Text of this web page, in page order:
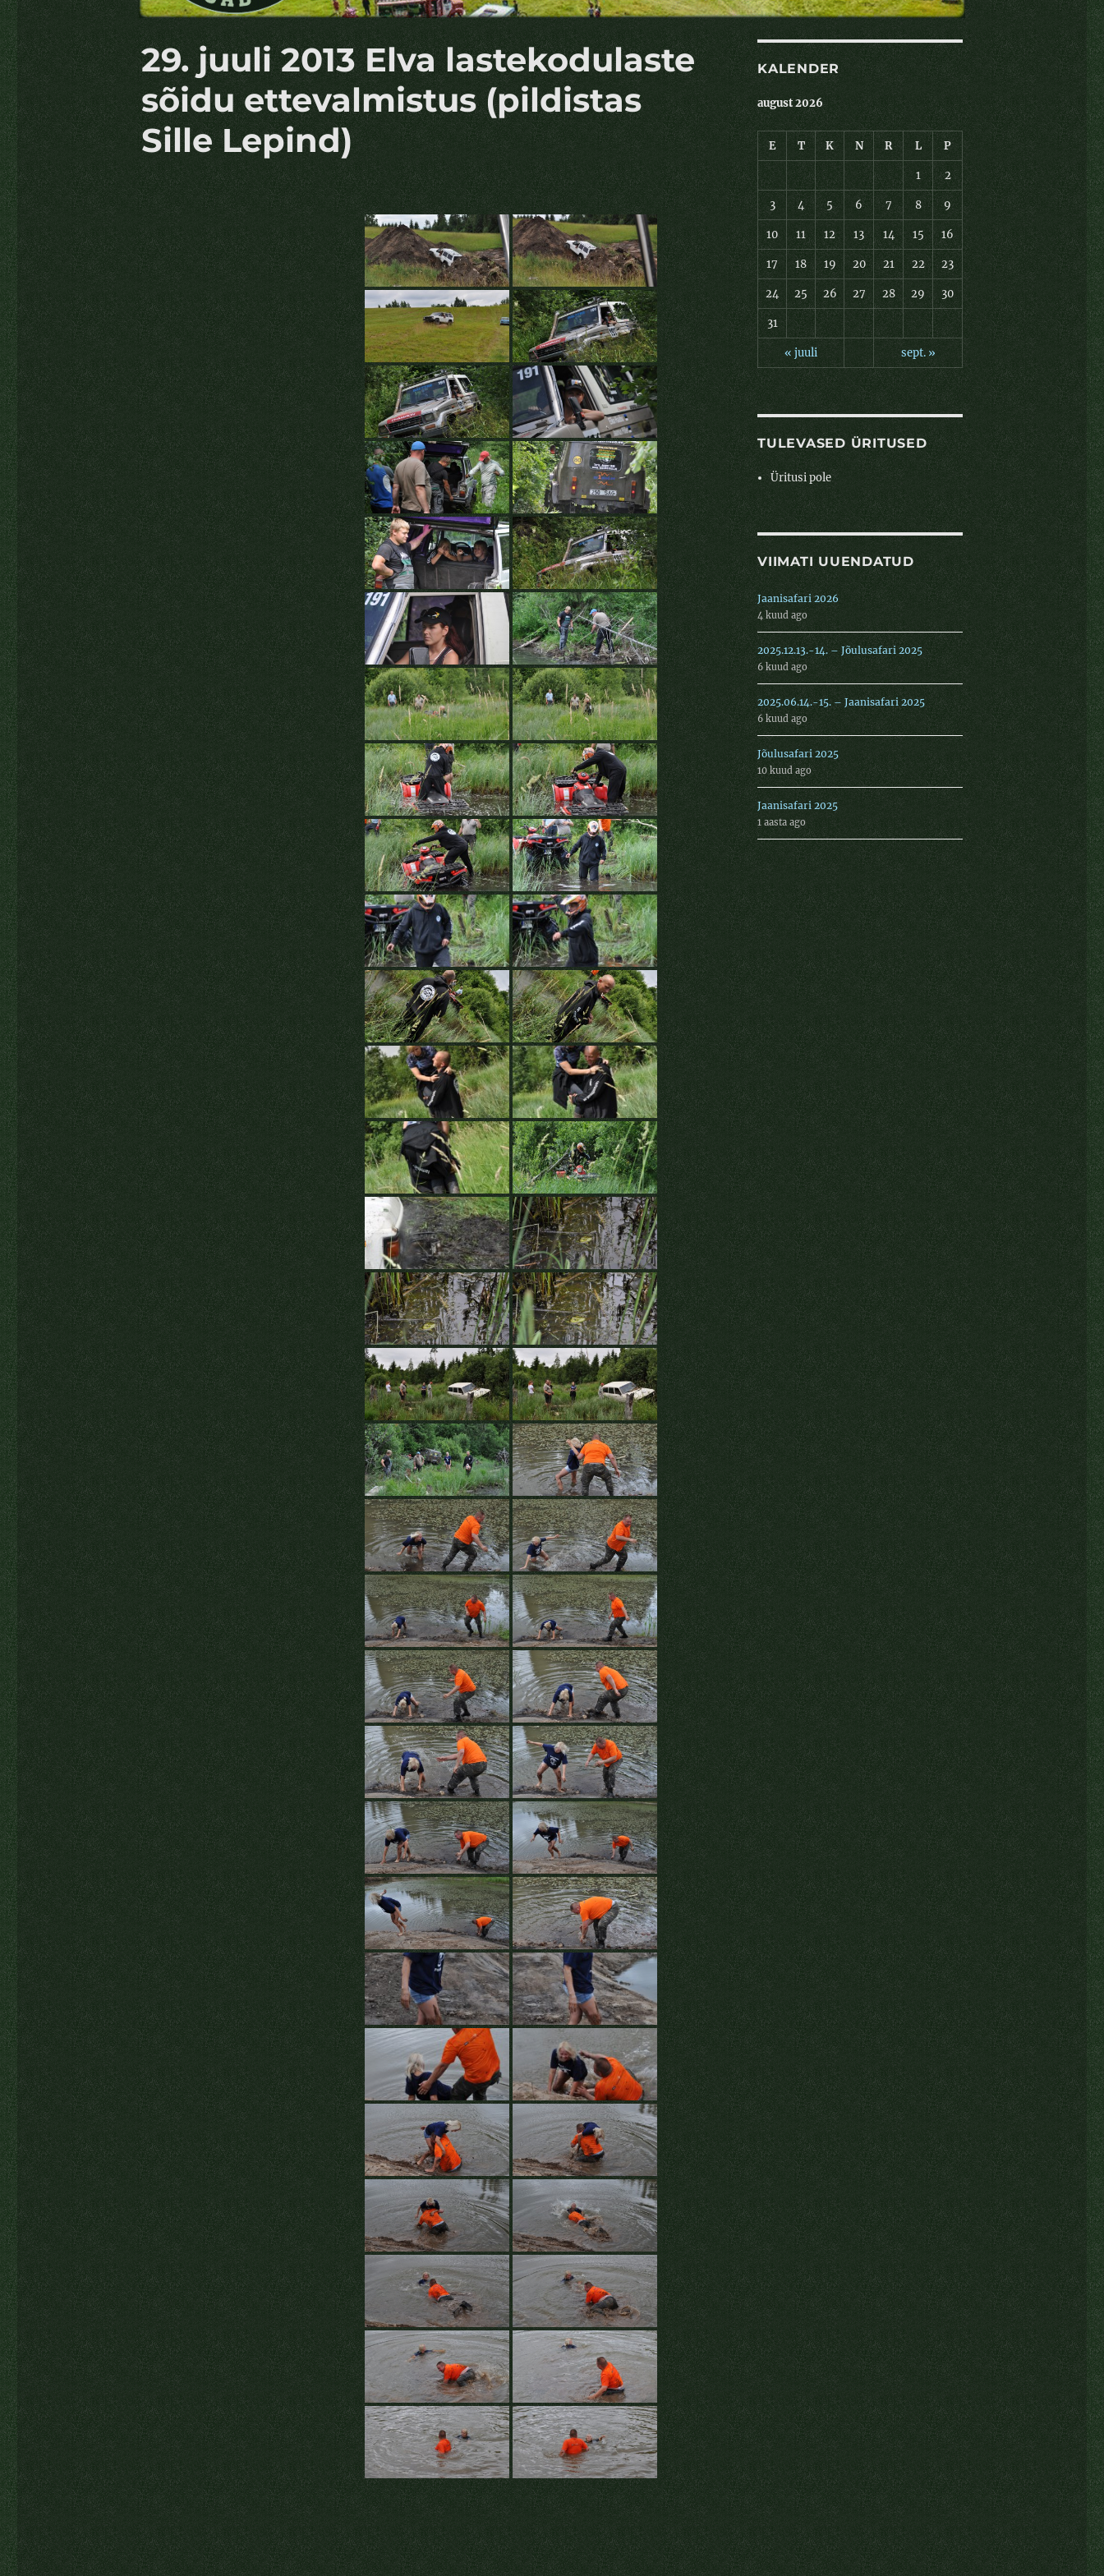
29. juuli 2013 Elva lastekodulaste
sõidu ettevalmistus (pildistas
Sille Lepind)
KALENDER
august 2026
E T K N R L P
1 2
3 4 5 6 7 8 9
10 11 12 13 14 15 16
17 18 19 20 21 22 23
24 25 26 27 28 29 30
31
« juuli sept. »
TULEVASED ÜRITUSED
Üritusi pole
VIIMATI UUENDATUD
Jaanisafari 2026
4 kuud ago
2025.12.13.-14. – Jõulusafari 2025
6 kuud ago
2025.06.14.-15. – Jaanisafari 2025
6 kuud ago
Jõulusafari 2025
10 kuud ago
Jaanisafari 2025
1 aasta ago